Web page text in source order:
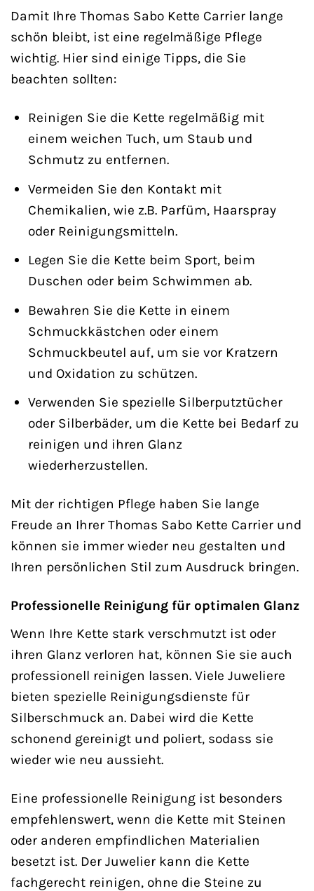
Damit Ihre Thomas Sabo Kette Carrier lange
schön bleibt, ist eine regelmäßige Pflege
wichtig. Hier sind einige Tipps, die Sie
beachten sollten:
Reinigen Sie die Kette regelmäßig mit
einem weichen Tuch, um Staub und
Schmutz zu entfernen.
Vermeiden Sie den Kontakt mit
Chemikalien, wie z.B. Parfüm, Haarspray
oder Reinigungsmitteln.
Legen Sie die Kette beim Sport, beim
Duschen oder beim Schwimmen ab.
Bewahren Sie die Kette in einem
Schmuckkästchen oder einem
Schmuckbeutel auf, um sie vor Kratzern
und Oxidation zu schützen.
Verwenden Sie spezielle Silberputztücher
oder Silberbäder, um die Kette bei Bedarf zu
reinigen und ihren Glanz
wiederherzustellen.
Mit der richtigen Pflege haben Sie lange
Freude an Ihrer Thomas Sabo Kette Carrier und
können sie immer wieder neu gestalten und
Ihren persönlichen Stil zum Ausdruck bringen.
Professionelle Reinigung für optimalen Glanz
Wenn Ihre Kette stark verschmutzt ist oder
ihren Glanz verloren hat, können Sie sie auch
professionell reinigen lassen. Viele Juweliere
bieten spezielle Reinigungsdienste für
Silberschmuck an. Dabei wird die Kette
schonend gereinigt und poliert, sodass sie
wieder wie neu aussieht.
Eine professionelle Reinigung ist besonders
empfehlenswert, wenn die Kette mit Steinen
oder anderen empfindlichen Materialien
besetzt ist. Der Juwelier kann die Kette
fachgerecht reinigen, ohne die Steine zu